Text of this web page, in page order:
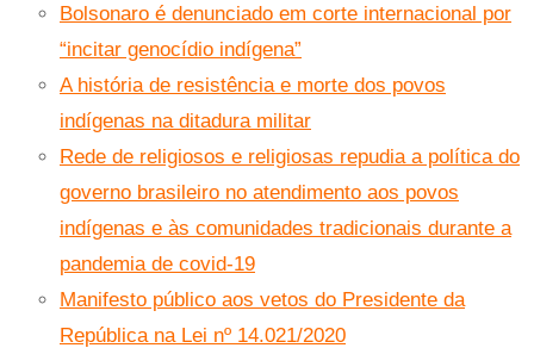
Bolsonaro é denunciado em corte internacional por
“incitar genocídio indígena”
A história de resistência e morte dos povos
indígenas na ditadura militar
Rede de religiosos e religiosas repudia a política do
governo brasileiro no atendimento aos povos
indígenas e às comunidades tradicionais durante a
pandemia de covid-19
Manifesto público aos vetos do Presidente da
República na Lei nº 14.021/2020